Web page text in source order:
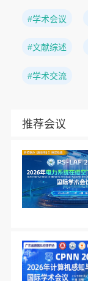
#学术会议
#文献综述
#学术交流
推荐会议